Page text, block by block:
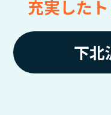
充実した
下北